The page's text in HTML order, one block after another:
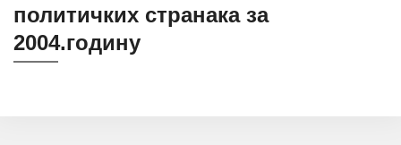
политичких странака за
2004.годину